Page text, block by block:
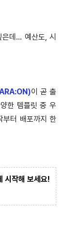
데... 예산도, 시
이 곧 출
한 템플릿 중 우
부터 배포까지 한
시작해 보세요!